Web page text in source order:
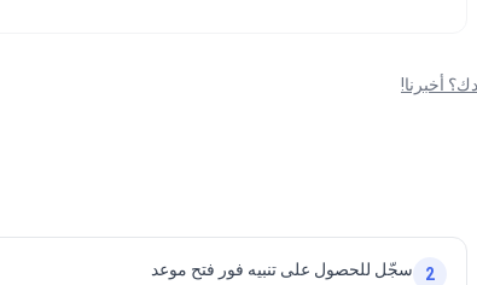
أخبرنا!
2 سجّل للحصول على تنبيه فور فتح موعد